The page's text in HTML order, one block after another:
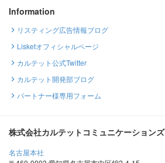
Information
リスティング広告情報ブログ
Lisketオフィシャルページ
カルテット公式Twitter
カルテット開発部ブログ
パートナー様専用フォーム
株式会社カルテットコミュニケーションズ
名古屋本社